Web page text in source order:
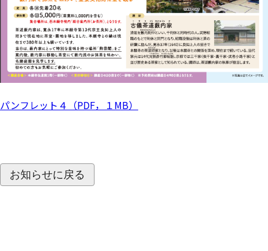
パンフレット４（PDF，１MB）
お知らせに戻る